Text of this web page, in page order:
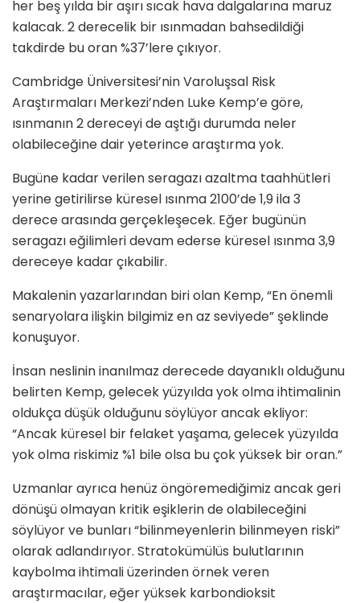
her beş yılda bir aşırı sıcak hava dalgalarına maruz
kalacak. 2 derecelik bir ısınmadan bahsedildiği
takdirde bu oran %37’lere çıkıyor.
Cambridge Üniversitesi’nin Varoluşsal Risk
Araştırmaları Merkezi’nden Luke Kemp’e göre,
ısınmanın 2 dereceyi de aştığı durumda neler
olabileceğine dair yeterince araştırma yok.
Bugüne kadar verilen seragazı azaltma taahhütleri
yerine getirilirse küresel ısınma 2100’de 1,9 ila 3
derece arasında gerçekleşecek. Eğer bugünün
seragazı eğilimleri devam ederse küresel ısınma 3,9
dereceye kadar çıkabilir.
Makalenin yazarlarından biri olan Kemp, “En önemli
senaryolara ilişkin bilgimiz en az seviyede” şeklinde
konuşuyor.
İnsan neslinin inanılmaz derecede dayanıklı olduğunu
belirten Kemp, gelecek yüzyılda yok olma ihtimalinin
oldukça düşük olduğunu söylüyor ancak ekliyor:
“Ancak küresel bir felaket yaşama, gelecek yüzyılda
yok olma riskimiz %1 bile olsa bu çok yüksek bir oran.”
Uzmanlar ayrıca henüz öngöremediğimiz ancak geri
dönüşü olmayan kritik eşiklerin de olabileceğini
söylüyor ve bunları “bilinmeyenlerin bilinmeyen riski”
olarak adlandırıyor. Stratokümülüs bulutlarının
kaybolma ihtimali üzerinden örnek veren
araştırmacılar, eğer yüksek karbondioksit